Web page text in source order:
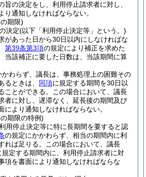
旨の決定をし、利用停止請求者に対し、
り通知しなければならない。
期限)
決定(以下「利用停止決定等」という。)
があった日から30日以内にしなければな
第39条第3項の規定により補正を求めた
当該補正に要した日数は、当該期間に算
かわらず、議長は、事務処理上の困難その
るときは、 同項に規定する期間を30日以
ことができる。
この場合において、議長
者に対し、遅滞なく、延長後の期間及び
により通知しなければならない。
期限の特例)
用停止決定等に特に長期間を要すると認
の規定にかかわらず、相当の期間内に利
れば足りる。
この場合において、議長
規定する期間内に、利用停止請求者に対
項を書面により通知しなければならな